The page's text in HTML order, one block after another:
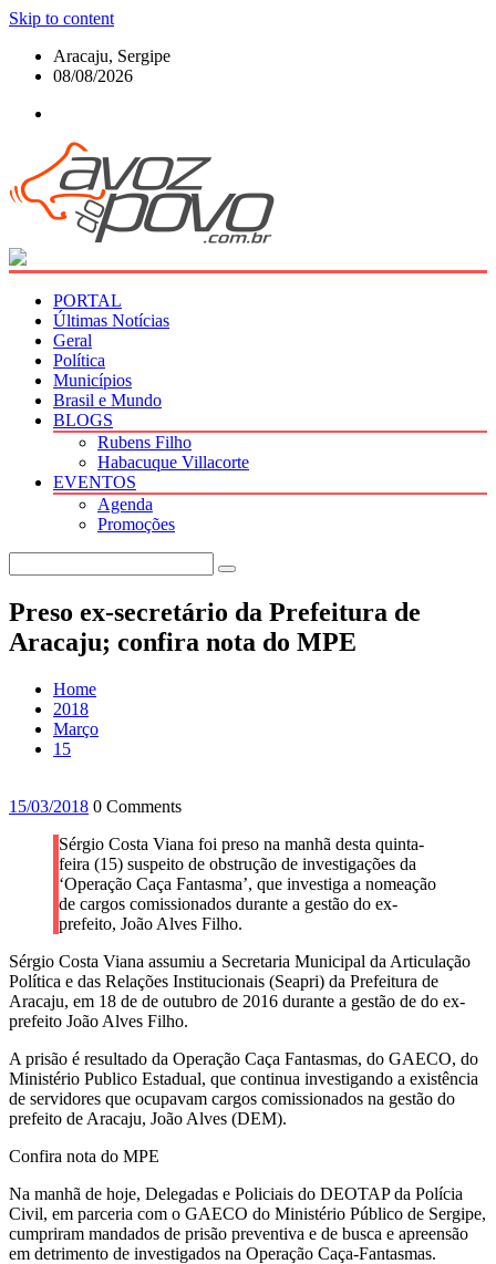
Skip to content
Aracaju, Sergipe
08/08/2026
PORTAL
Últimas Notícias
Geral
Política
Municípios
Brasil e Mundo
BLOGS
Rubens Filho
Habacuque Villacorte
EVENTOS
Agenda
Promoções
Preso ex-secretário da Prefeitura de
Aracaju; confira nota do MPE
Home
2018
Março
15
15/03/2018 0 Comments
Sérgio Costa Viana foi preso na manhã desta quinta-
feira (15) suspeito de obstrução de investigações da
‘Operação Caça Fantasma’, que investiga a nomeação
de cargos comissionados durante a gestão do ex-
prefeito, João Alves Filho.
Sérgio Costa Viana assumiu a Secretaria Municipal da Articulação
Política e das Relações Institucionais (Seapri) da Prefeitura de
Aracaju, em 18 de de outubro de 2016 durante a gestão de do ex-
prefeito João Alves Filho.
A prisão é resultado da Operação Caça Fantasmas, do GAECO, do
Ministério Publico Estadual, que continua investigando a existência
de servidores que ocupavam cargos comissionados na gestão do
prefeito de Aracaju, João Alves (DEM).
Confira nota do MPE
Na manhã de hoje, Delegadas e Policiais do DEOTAP da Polícia
Civil, em parceria com o GAECO do Ministério Público de Sergipe,
cumpriram mandados de prisão preventiva e de busca e apreensão
em detrimento de investigados na Operação Caça-Fantasmas.